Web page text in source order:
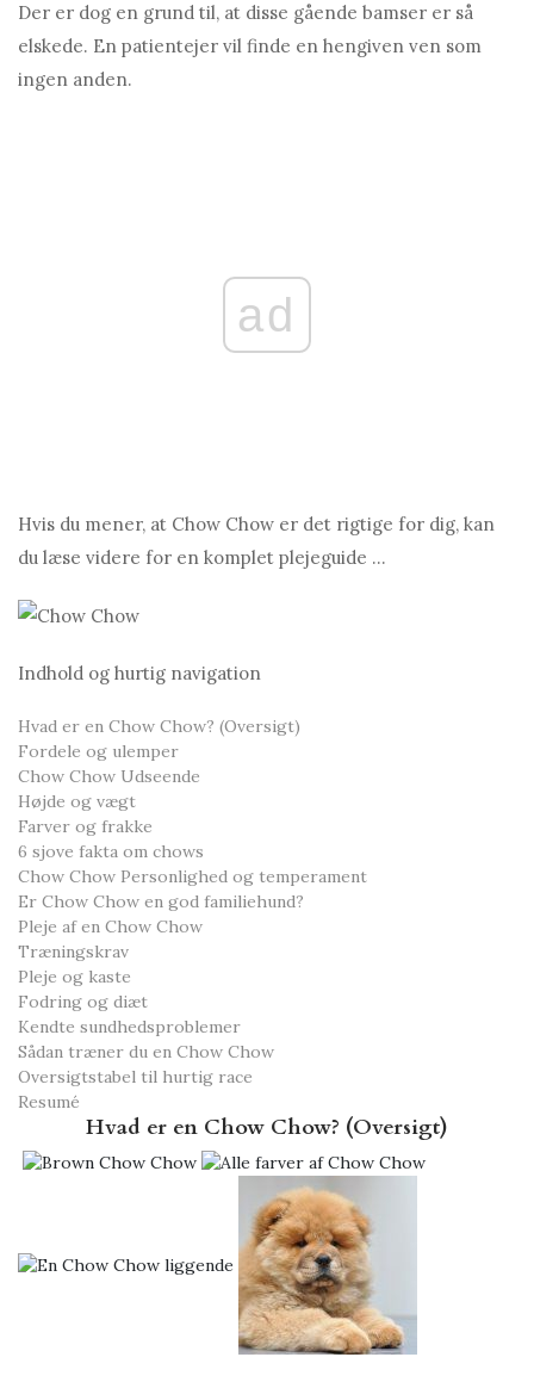
Der er dog en grund til, at disse gående bamser er så
elskede. En patientejer vil finde en hengiven ven som
ingen anden.
ad
Hvis du mener, at Chow Chow er det rigtige for dig, kan
du læse videre for en komplet plejeguide ...
Indhold og hurtig navigation
Hvad er en Chow Chow? (Oversigt)
Fordele og ulemper
Chow Chow Udseende
Højde og vægt
Farver og frakke
6 sjove fakta om chows
Chow Chow Personlighed og temperament
Er Chow Chow en god familiehund?
Pleje af en Chow Chow
Træningskrav
Pleje og kaste
Fodring og diæt
Kendte sundhedsproblemer
Sådan træner du en Chow Chow
Oversigtstabel til hurtig race
Resumé
Hvad er en Chow Chow? (Oversigt)